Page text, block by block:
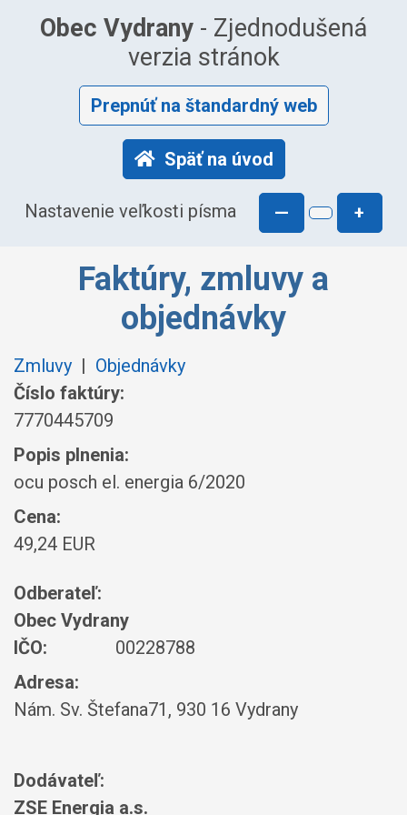
Obec Vydrany - Zjednodušená
verzia stránok
Prepnúť na štandardný web
Späť na úvod
Nastavenie veľkosti písma — +
Faktúry, zmluvy a
objednávky
Zmluvy | Objednávky
Číslo faktúry:
7770445709
Popis plnenia:
ocu posch el. energia 6/2020
Cena:
49,24 EUR
Odberateľ:
Obec Vydrany
IČO:
00228788
Adresa:
Nám. Sv. Štefana71, 930 16 Vydrany
Dodávateľ:
ZSE Energia a.s.